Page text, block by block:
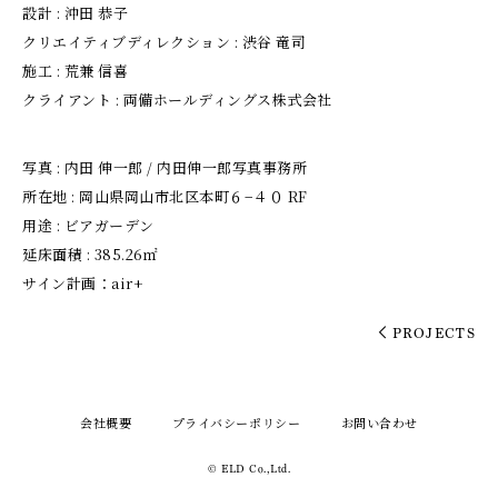
設計 : 沖田 恭子
クリエイティブディレクション : 渋谷 竜司
施工 : 荒兼 信喜
クライアント : 両備ホールディングス株式会社
写真 : 内田 伸一郎 / 内田伸一郎写真事務所
所在地 : 岡山県岡山市北区本町６−４０ RF
用途 : ビアガーデン
延床面積 : 385.26㎡
サイン計画：air+
PROJECTS
会社概要 プライバシーポリシー お問い合わせ
© ELD Co.,Ltd.